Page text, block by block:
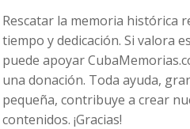
Rescatar la memoria histórica
tiempo y dedicación. Si valora
puede apoyar
una donación. Toda ayuda,
pequeña, contribuye a crear
contenidos. ¡Gracias!